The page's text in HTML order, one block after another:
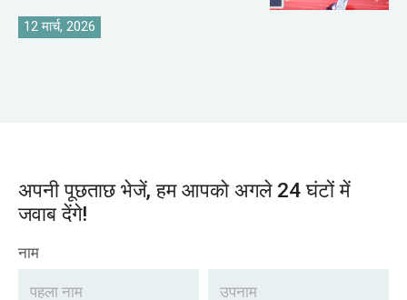
12 मार्च, 2026
अपनी पूछताछ भेजें, हम आपको अगले 24 घंटों में
जवाब देंगे!
नाम